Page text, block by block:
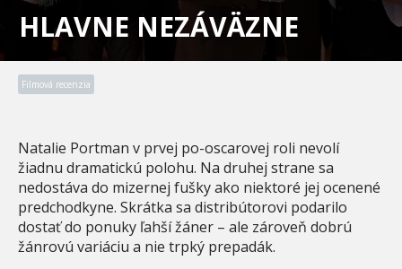
HLAVNE NEZÁVÄZNE
Filmová recenzia
Natalie Portman v prvej po-oscarovej roli nevolí
žiadnu dramatickú polohu. Na druhej strane sa
nedostáva do mizernej fušky ako niektoré jej ocenené
predchodkyne. Skrátka sa distribútorovi podarilo
dostať do ponuky ľahší žáner – ale zároveň dobrú
žánrovú variáciu a nie trpký prepadák.